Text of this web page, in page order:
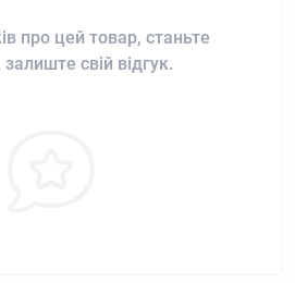
про цей товар, станьте
свій відгук.